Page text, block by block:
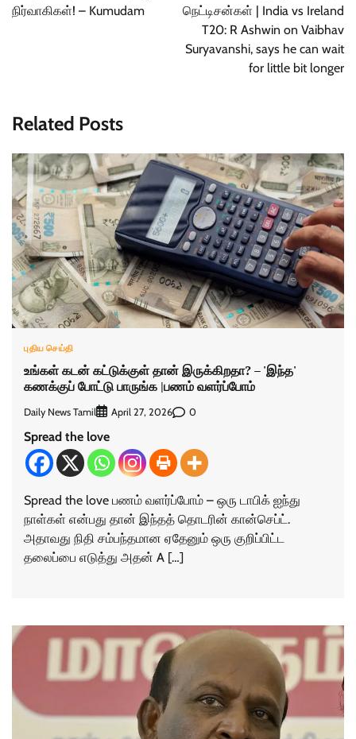
நிர்வாகிகள்! – Kumudam
நெட்டிசன்கள் | India vs Ireland
T20: R Ashwin on Vaibhav
Suryavanshi, says he can wait
for little bit longer
Related Posts
புதிய செய்தி
உங்கள் கடன் கட்டுக்குள் தான் இருக்கிறதா? – 'இந்த'
கணக்குப் போட்டு பாருங்க |பணம் வளர்ப்போம்
Daily News Tamil April 27, 2026 0
Spread the love
Spread the love பணம் வளர்ப்போம் – ஒரு டாபிக் ஐந்து
நாள்கள் என்பது தான் இந்தத் தொடரின் கான்செப்ட்.
அதாவது நிதி சம்பந்தமான ஏதேனும் ஒரு குறிப்பிட்ட
தலைப்பை எடுத்து அதன் A […]